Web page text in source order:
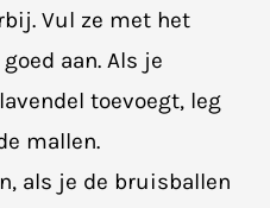
Vul ze met het
aan. Als je
toevoegt, leg
mallen.
als je de bruisballen